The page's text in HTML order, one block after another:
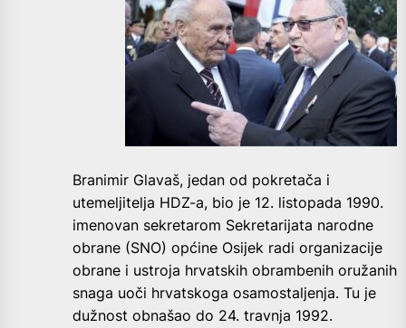
Branimir Glavaš, jedan od pokretača i
utemeljitelja HDZ-a, bio je 12. listopada 1990.
imenovan sekretarom Sekretarijata narodne
obrane (SNO) općine Osijek radi organizacije
obrane i ustroja hrvatskih obrambenih oružanih
snaga uoči hrvatskoga osamostaljenja. Tu je
dužnost obnašao do 24. travnja 1992.